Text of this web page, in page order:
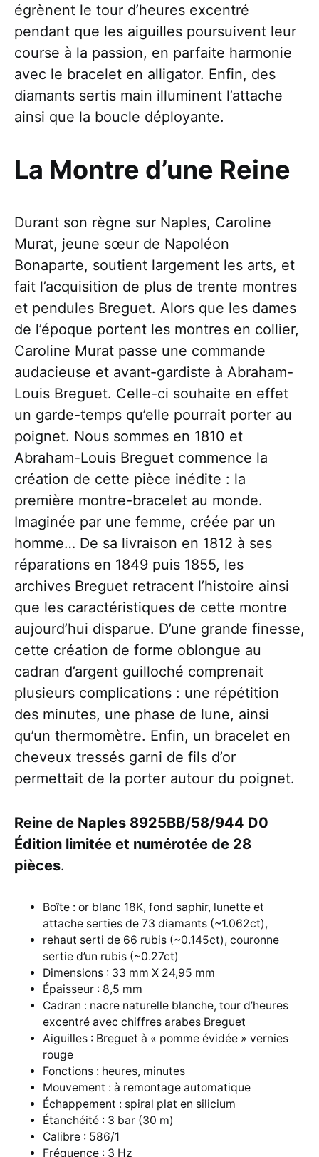
égrènent le tour d’heures excentré
pendant que les aiguilles poursuivent leur
course à la passion, en parfaite harmonie
avec le bracelet en alligator. Enfin, des
diamants sertis main illuminent l’attache
ainsi que la boucle déployante.
La Montre d’une Reine
Durant son règne sur Naples, Caroline
Murat, jeune sœur de Napoléon
Bonaparte, soutient largement les arts, et
fait l’acquisition de plus de trente montres
et pendules Breguet. Alors que les dames
de l’époque portent les montres en collier,
Caroline Murat passe une commande
audacieuse et avant-gardiste à Abraham-
Louis Breguet. Celle-ci souhaite en effet
un garde-temps qu’elle pourrait porter au
poignet. Nous sommes en 1810 et
Abraham-Louis Breguet commence la
création de cette pièce inédite : la
première montre-bracelet au monde.
Imaginée par une femme, créée par un
homme… De sa livraison en 1812 à ses
réparations en 1849 puis 1855, les
archives Breguet retracent l’histoire ainsi
que les caractéristiques de cette montre
aujourd’hui disparue. D’une grande finesse,
cette création de forme oblongue au
cadran d’argent guilloché comprenait
plusieurs complications : une répétition
des minutes, une phase de lune, ainsi
qu’un thermomètre. Enfin, un bracelet en
cheveux tressés garni de fils d’or
permettait de la porter autour du poignet.
Reine de Naples 8925BB/58/944 D0
Édition limitée et numérotée de 28
pièces.
Boîte : or blanc 18K, fond saphir, lunette et
attache serties de 73 diamants (~1.062ct),
rehaut serti de 66 rubis (~0.145ct), couronne
sertie d’un rubis (~0.27ct)
Dimensions : 33 mm X 24,95 mm
Épaisseur : 8,5 mm
Cadran : nacre naturelle blanche, tour d’heures
excentré avec chiffres arabes Breguet
Aiguilles : Breguet à « pomme évidée » vernies
rouge
Fonctions : heures, minutes
Mouvement : à remontage automatique
Échappement : spiral plat en silicium
Étanchéité : 3 bar (30 m)
Calibre : 586/1
Fréquence : 3 Hz